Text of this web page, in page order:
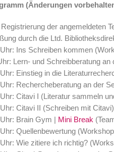
(Änderungen
der angemeldeten
durch die Ltd.
Ins Schreiben kommen
Lern- und Schreibberatung
Einstieg in die
Rechercheberatung an der
Citavi I (Literatur sammeln
Citavi II (Schreiben mit
Brain Gym |
Mini Break
Quellenbewertung
Wie zitiere ich richtig?